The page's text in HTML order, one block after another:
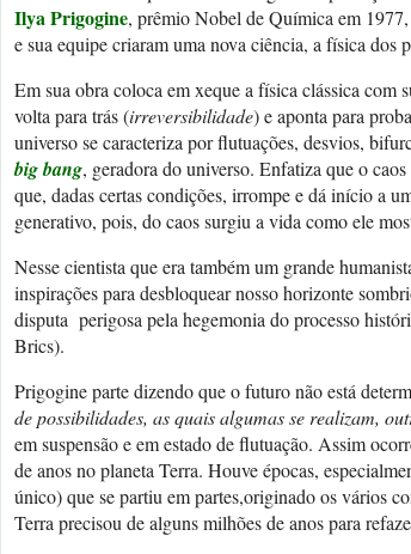
Ilya Prigogine, prêmio Nobel de Química em
e sua equipe criaram uma nova ciência, a física dos
Em sua obra coloca em xeque a física clássica com
volta para trás (irreversibilidade) e aponta para
universo se caracteriza por flutuações, desvios,
big bang, geradora do universo. Enfatiza que o
que, dadas certas condições, irrompe e dá início a
generativo, pois, do caos surgiu a vida como ele
Nesse cientista que era também um grande
inspirações para desbloquear nosso horizonte
disputa perigosa pela hegemonia do processo
Brics).
Prigogine parte dizendo que o futuro não está
de possibilidades, as quais algumas se realizam,
em suspensão e em estado de flutuação. Assim
de anos no planeta Terra. Houve épocas,
único) que se partiu em partes,originado os vários
Terra precisou de alguns milhões de anos para